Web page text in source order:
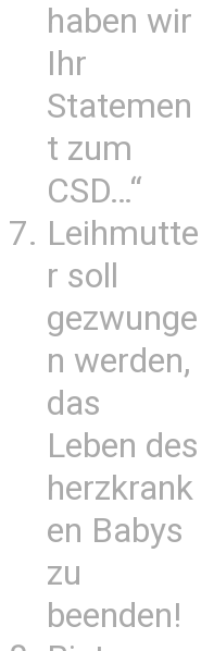
haben wir
Ihr
Statemen
t zum
CSD…“
Leihmutte
r soll
gezwunge
n werden,
das
Leben des
herzkrank
en Babys
zu
beenden!